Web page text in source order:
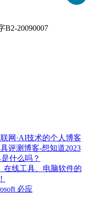
B2-20090007
网·AI技术的个人博客
评测博客-想知道2023
什么吗？
在线工具、电脑软件的
必应